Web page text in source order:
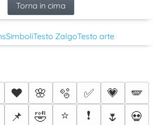
Torna in cima
SimboliTesto ZalgoTesto arte
❤️ 🌸 🫧 ✅ 💗
🪽
📌 🤣 ⭐ ❗ 🌷
💀